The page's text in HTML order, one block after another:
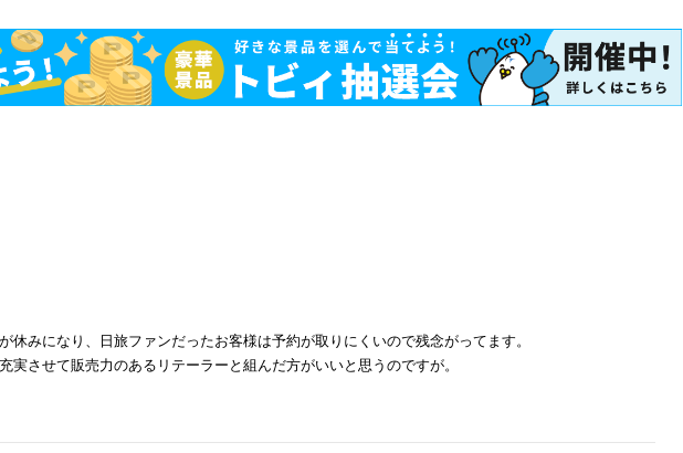
休みになり、日旅ファンだったお客様は予約が取りにくいので残念がってます。
実させて販売力のあるリテーラーと組んだ方がいいと思うのですが。